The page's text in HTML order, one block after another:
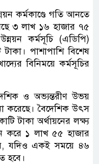
কর্মকাণ্ডে গতি আনতে
৩ লাখ ১৬ হাজার ৭৫
কর্মসূচি (এডিপি)
পাশাপাশি বিশেষ
বিনিময়ে কর্মসূচির
ও অভ্যন্তরীণ উভয়
করেছে। বৈদেশিক উৎস
টাকা অর্থায়নের লক্ষ্য
করে ১ লাখ ৫৫ হাজার
যদিও একই সময়ে ৪৬
হবে।